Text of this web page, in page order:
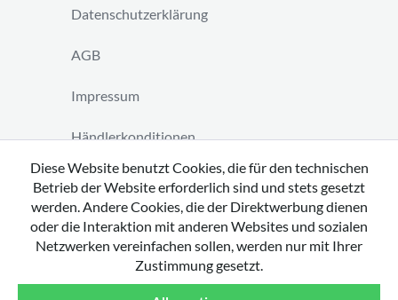
Datenschutzerklärung
AGB
Impressum
Händlerkonditionen
Vertrag widerrufen
Diese Website benutzt Cookies, die für den technischen
Betrieb der Website erforderlich sind und stets gesetzt
werden. Andere Cookies, die der Direktwerbung dienen
oder die Interaktion mit anderen Websites und sozialen
Netzwerken vereinfachen sollen, werden nur mit Ihrer
Zustimmung gesetzt.